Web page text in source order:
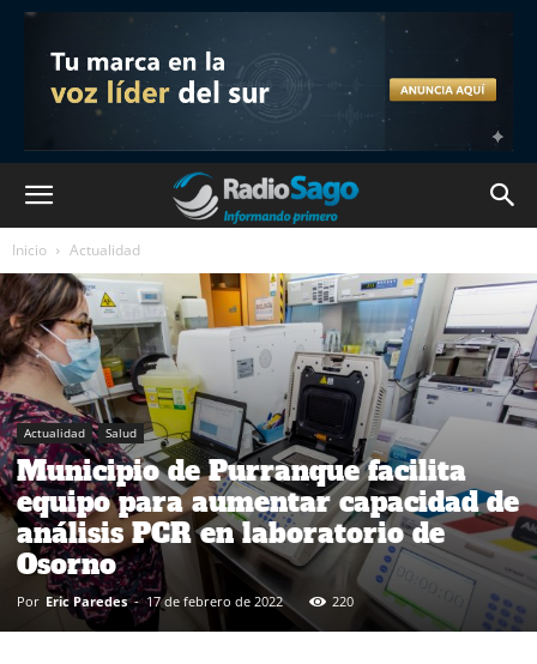
Inicio Actualidad
Actualidad Salud
Municipio de Purranque facilita
equipo para aumentar capacidad de
análisis PCR en laboratorio de
Osorno
Por Eric Paredes - 17 de febrero de 2022 220